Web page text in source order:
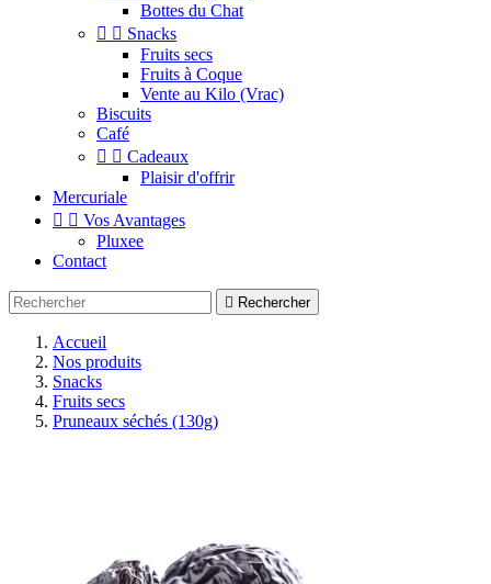
Bottes du Chat
  Snacks
Fruits secs
Fruits à Coque
Vente au Kilo (Vrac)
Biscuits
Café
  Cadeaux
Plaisir d'offrir
Mercuriale
  Vos Avantages
Pluxee
Contact
 Rechercher
Accueil
Nos produits
Snacks
Fruits secs
Pruneaux séchés (130g)